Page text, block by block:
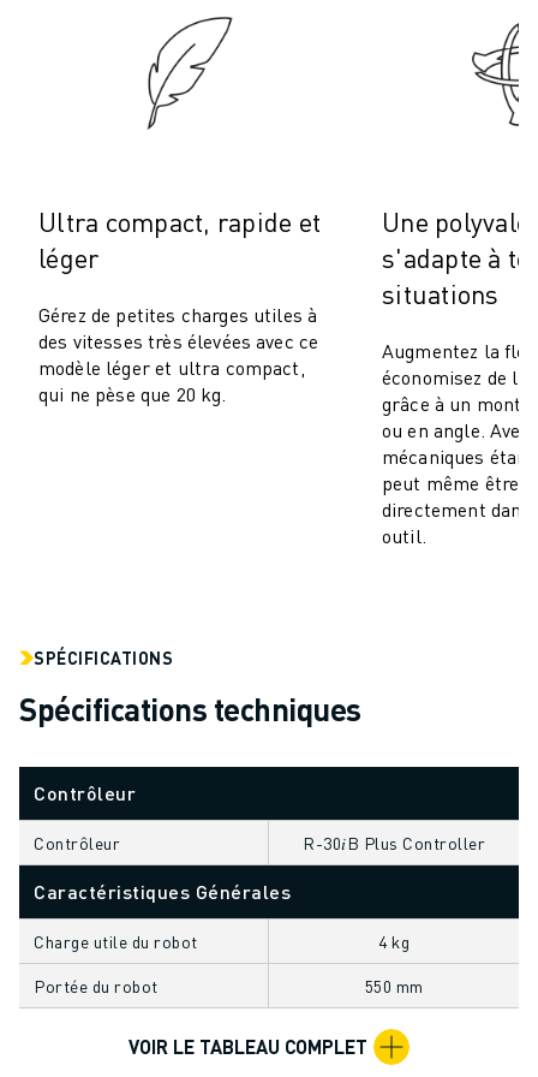
COÛT TOTAL D'UNE ROBOSHOT
MACHINES D'ÉLECTROÉROSION PAR FIL
ROBOCUT MACHINES D'ÉLECTROÉROSION À FIL
ROBOCUT MATÉRIEL
DURABILITÉ DU ROBOCUT
SOLUTIONS IIOT
SOLUTIONS POUR L'USINE INTELLIGENTE
DES SOLUTIONS D'USINE INTELLIGENTE POUR AMÉLIORER
ENREGISTREMENT DU PRODUIT "
TÉMOIGNAGES
SOLUTIONS
MÉDICAL
ENTREPOSAGE, LOGISTIQUE, POSTE ET COLIS
TOUTES LES APPLICATIONS
SOUDAGE À L'ARC
RECTIFICATION CNC
FRAISAGE CNC
TOURNAGE CNC
PERÇAGE ET TARAUDAGE À GRANDE VITESSE
Ultra compact, rapide et
léger
Gérez de petites charges utiles à
des vitesses très élevées avec ce
modèle léger et ultra compact,
qui ne pèse que 20 kg.
Une
s'adapte à
situations
Augmentez la
économisez de
grâce à un
ou en angle.
mécaniques
peut même être
directement dans
outil.
SPÉCIFICATIONS
Spécifications techniques
Contrôleur
Contrôleur R-30𝑖B Plus Controller
Caractéristiques Générales
Charge utile du robot 4 kg
Portée du robot 550 mm
VOIR LE TABLEAU COMPLET